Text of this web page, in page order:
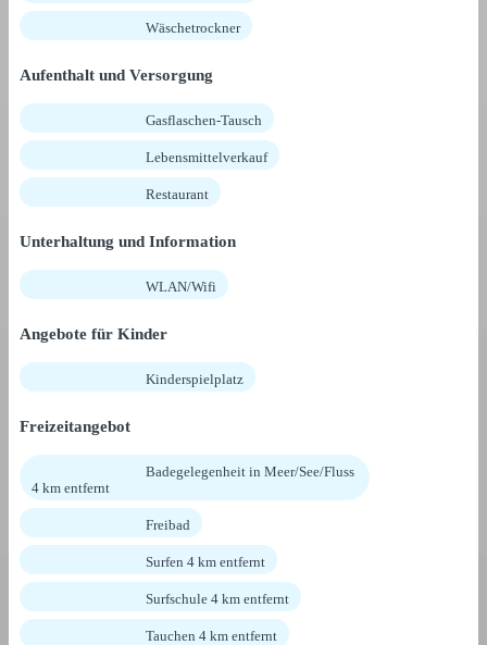
Wäschetrockner
Aufenthalt und Versorgung
Gasflaschen-Tausch
Lebensmittelverkauf
Restaurant
Unterhaltung und Information
WLAN/Wifi
Angebote für Kinder
Kinderspielplatz
Freizeitangebot
Badegelegenheit in Meer/See/Fluss
4 km entfernt
Freibad
Surfen 4 km entfernt
Surfschule 4 km entfernt
Tauchen 4 km entfernt